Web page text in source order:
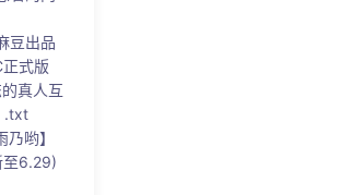
豆出品
正式版
真人互
.txt
哟】
至6.29)